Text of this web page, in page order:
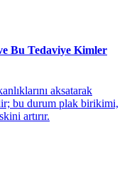
Bu Tedaviye Kimler
aksatarak
bu durum plak birikimi,
artırır.